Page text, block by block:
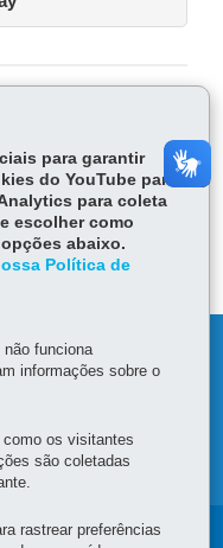
W
ha
ts
Ap
p
Baixar
para garantir
do YouTube para
para coleta
escolher como
abaixo.
Política de
funciona
informações sobre o
os visitantes
são coletadas
rastrear preferências